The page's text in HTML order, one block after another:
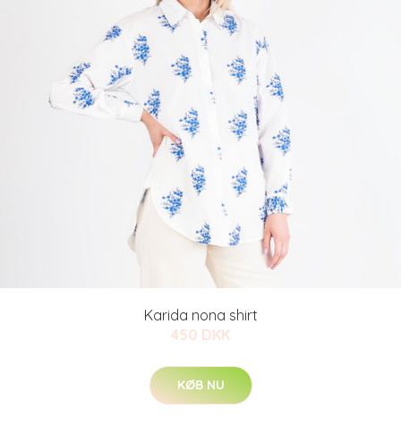
Karida nona shirt
450 DKK
KØB NU